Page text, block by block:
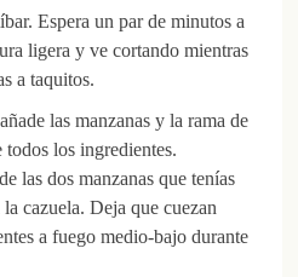
Espera un par de minutos a
ligera y ve cortando mientras
a taquitos.
las manzanas y la rama de
todos los ingredientes.
las dos manzanas que tenías
cazuela. Deja que cuezan
a fuego medio-bajo durante